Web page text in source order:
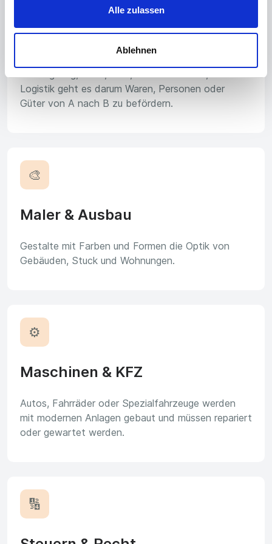
Alle zulassen
Ablehnen
Ob Flugzeug, Bahn, LKW, Bus oder Schiff, in der
Logistik geht es darum Waren, Personen oder
Güter von A nach B zu befördern.
🎨
Maler & Ausbau
Gestalte mit Farben und Formen die Optik von
Gebäuden, Stuck und Wohnungen.
⚙️
Maschinen & KFZ
Autos, Fahrräder oder Spezialfahrzeuge werden
mit modernen Anlagen gebaut und müssen repariert
oder gewartet werden.
🔢